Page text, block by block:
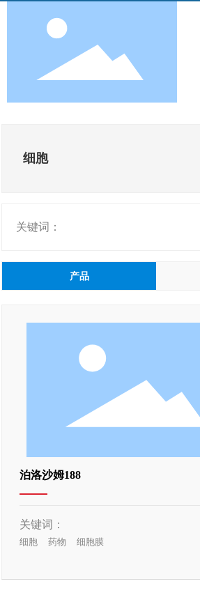
细胞
关键词：
产品
泊洛沙姆188
关键词：
细胞 药物 细胞膜